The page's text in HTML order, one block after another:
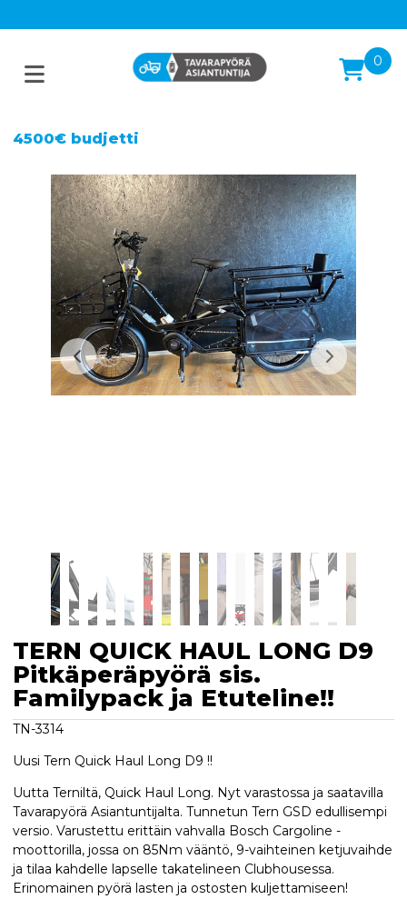
0
4500€ budjetti
TERN QUICK HAUL LONG D9
Pitkäperäpyörä sis.
Familypack ja Etuteline!!
TN-3314
Uusi Tern Quick Haul Long D9 !!
Uutta Terniltä, Quick Haul Long. Nyt varastossa ja saatavilla
Tavarapyörä Asiantuntijalta. Tunnetun Tern GSD edullisempi
versio. Varustettu erittäin vahvalla Bosch Cargoline -
moottorilla, jossa on 85Nm vääntö, 9-vaihteinen ketjuvaihde
ja tilaa kahdelle lapselle takatelineen Clubhousessa.
Erinomainen pyörä lasten ja ostosten kuljettamiseen!